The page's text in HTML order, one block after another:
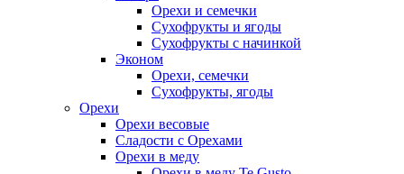
Орехи и семечки
Сухофрукты и ягоды
Сухофрукты с начинкой
Эконом
Орехи, семечки
Сухофрукты, ягоды
Орехи
Орехи весовые
Сладости с Орехами
Орехи в меду